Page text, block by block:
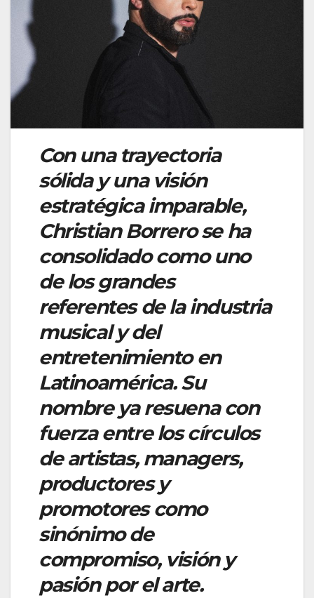
Con una trayectoria
sólida y una visión
estratégica imparable,
Christian Borrero se ha
consolidado como uno
de los grandes
referentes de la industria
musical y del
entretenimiento en
Latinoamérica. Su
nombre ya resuena con
fuerza entre los círculos
de artistas, managers,
productores y
promotores como
sinónimo de
compromiso, visión y
pasión por el arte.